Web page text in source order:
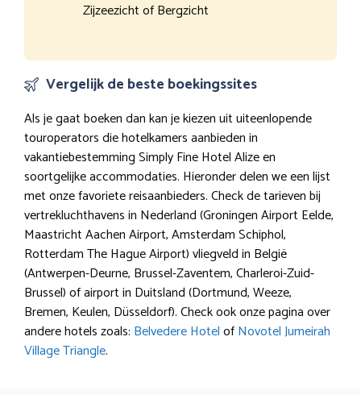
Zijzeezicht of Bergzicht
Vergelijk de beste boekingssites
Als je gaat boeken dan kan je kiezen uit uiteenlopende
touroperators die hotelkamers aanbieden in
vakantiebestemming Simply Fine Hotel Alize en
soortgelijke accommodaties. Hieronder delen we een lijst
met onze favoriete reisaanbieders. Check de tarieven bij
vertrekluchthavens in Nederland (Groningen Airport Eelde,
Maastricht Aachen Airport, Amsterdam Schiphol,
Rotterdam The Hague Airport) vliegveld in België
(Antwerpen-Deurne, Brussel-Zaventem, Charleroi-Zuid-
Brussel) of airport in Duitsland (Dortmund, Weeze,
Bremen, Keulen, Düsseldorf). Check ook onze pagina over
andere hotels zoals: Belvedere HotelofNovotel Jumeirah
Village Triangle.